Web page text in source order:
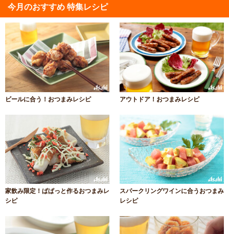
今月のおすすめ 特集レシピ
ビールに合う！おつまみレシピ アウトドア！おつまみレシピ
家飲み限定！ぱぱっと作るおつまみレ
シピ
スパークリングワインに合うおつまみ
レシピ